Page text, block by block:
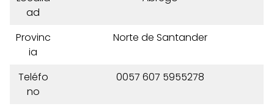
ad
Provinc
ia
Norte de Santander
Teléfo
no
0057 607 5955278